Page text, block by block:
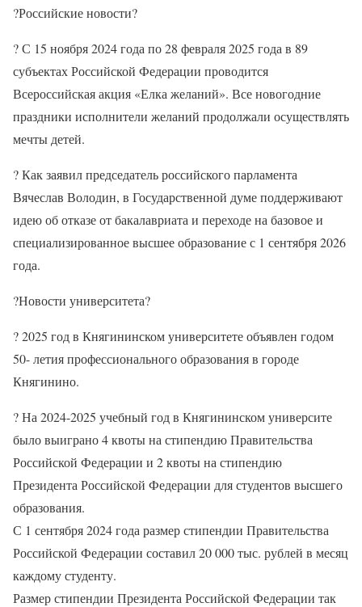
?Российские новости?
?С 15 ноября 2024 года по 28 февраля 2025 года в 89
субъектах Российской Федерации проводится
Всероссийская акция «Елка желаний». Все новогодние
праздники исполнители желаний продолжали осуществлять
мечты детей.
?Как заявил председатель российского парламента
Вячеслав Володин, в Государственной думе поддерживают
идею об отказе от бакалавриата и переходе на базовое и
специализированное высшее образование с 1 сентября 2026
года.
?Новости университета?
?2025 год в Княгининском университете объявлен годом
50- летия профессионального образования в городе
Княгинино.
?На 2024-2025 учебный год в Княгининском университе
было выиграно 4 квоты на стипендию Правительства
Российской Федерации и 2 квоты на стипендию
Президента Российской Федерации для студентов высшего
образования.
С 1 сентября 2024 года размер стипендии Правительства
Российской Федерации составил 20 000 тыс. рублей в месяц
каждому студенту.
Размер стипендии Президента Российской Федерации так